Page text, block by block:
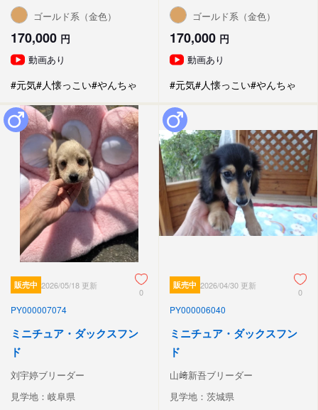
ゴールド系（金色）
170,000 円
動画あり
#元気#人懐っこい#やんちゃ
ゴールド系（金色）
170,000 円
動画あり
#元気#人懐っこい#やんちゃ
販売中 2026/05/18 更新
0
PY000007074
ミニチュア・ダックスフン
ド
刘宇婷ブリーダー
見学地：岐阜県
販売中 2026/04/30 更新
0
PY000006040
ミニチュア・ダックスフン
ド
山﨑新吾ブリーダー
見学地：茨城県